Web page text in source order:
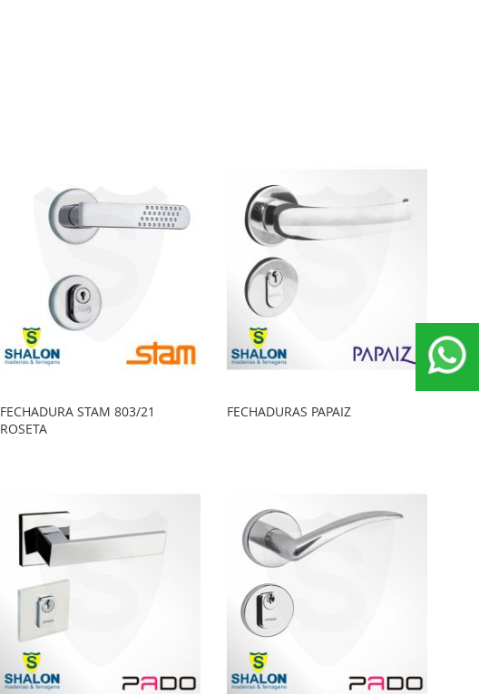
FECHADURA STAM 803/21
ROSETA
FECHADURAS PAPAIZ